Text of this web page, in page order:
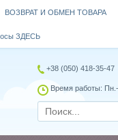
ВОЗВРАТ И ОБМЕН ТОВАРА
ЗДЕСЬ
+38 (050) 418-35-47
Время работы: